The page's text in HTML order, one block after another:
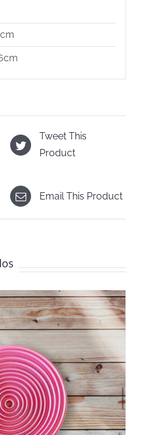
Tweet This
Product
Email This Product